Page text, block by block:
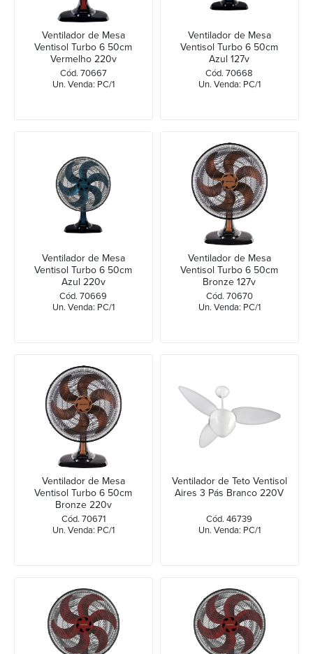
Ventilador de Mesa
Ventisol Turbo 6 50cm
Vermelho 220v
Cód. 70667
Un. Venda: PC/1
Ventilador de Mesa
Ventisol Turbo 6 50cm
Azul 127v
Cód. 70668
Un. Venda: PC/1
Ventilador de Mesa
Ventisol Turbo 6 50cm
Azul 220v
Cód. 70669
Un. Venda: PC/1
Ventilador de Mesa
Ventisol Turbo 6 50cm
Bronze 127v
Cód. 70670
Un. Venda: PC/1
Ventilador de Mesa
Ventisol Turbo 6 50cm
Bronze 220v
Cód. 70671
Un. Venda: PC/1
Ventilador de Teto Ventisol
Aires 3 Pás Branco 220V
Cód. 46739
Un. Venda: PC/1